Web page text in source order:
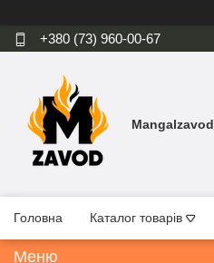
+380 (73) 960-00-67
Mangalzavod
Головна Каталог товарів